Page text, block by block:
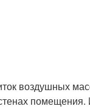
воздушных